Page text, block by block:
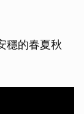
穩的春夏秋